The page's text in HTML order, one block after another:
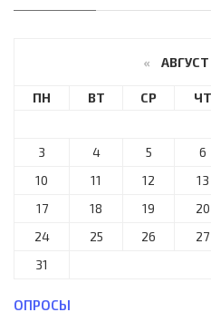
«
ПН ВТ СР ЧТ
3
4 5 6
10
11 12 13
17
18 19 20
24
25 26 27
31
ОПРОСЫ